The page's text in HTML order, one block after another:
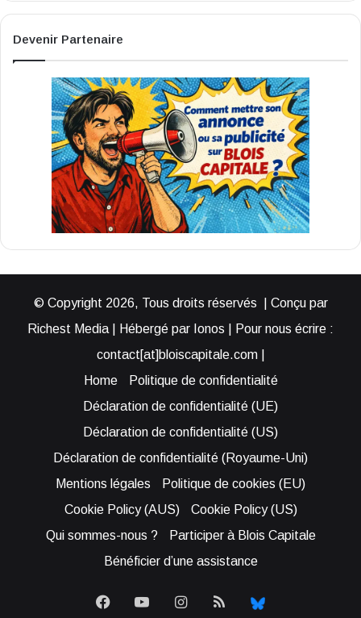
Devenir Partenaire
© Copyright 2026, Tous droits réservés | Conçu par
Richest Media | Hébergé par Ionos | Pour nous écrire :
contact[at]bloiscapitale.com |
Home
Politique de confidentialité
Déclaration de confidentialité (UE)
Déclaration de confidentialité (US)
Déclaration de confidentialité (Royaume-Uni)
Mentions légales
Politique de cookies (EU)
Cookie Policy (AUS)
Cookie Policy (US)
Qui sommes-nous ?
Participer à Blois Capitale
Bénéficier d’une assistance
FacebookYouTubeInstagram
RSS